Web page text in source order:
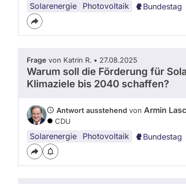
Solarenergie Photovoltaik Bundestag
Frage von Katrin R. • 27.08.2025
Warum soll die Förderung für
Klimaziele bis 2040 schaffen?
Antwort ausstehend von Armin
CDU
Solarenergie Photovoltaik Bundestag